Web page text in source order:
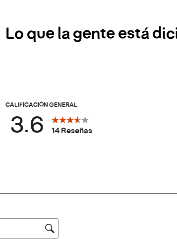
Lo que la gente está